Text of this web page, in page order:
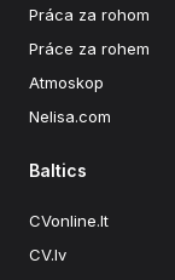
Práca za rohom
Práce za rohem
Atmoskop
Nelisa.com
Baltics
CVonline.lt
CV.lv